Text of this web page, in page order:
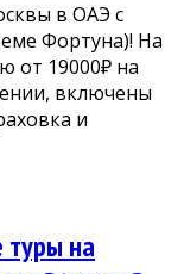
в ОАЭ с
Фортуна)! На
от 19000₽ на
включены
и
туры на